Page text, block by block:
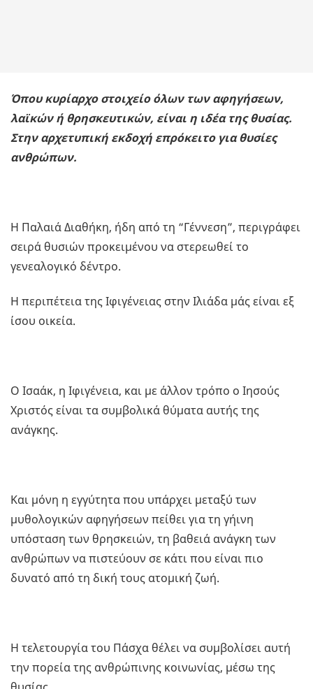
Όπου κυρίαρχο στοιχείο όλων των αφηγήσεων,
λαϊκών ή θρησκευτικών, είναι η ιδέα της θυσίας.
Στην αρχετυπική εκδοχή επρόκειτο για θυσίες
ανθρώπων.
Η Παλαιά Διαθήκη, ήδη από τη “Γέννεση”, περιγράφει
σειρά θυσιών προκειμένου να στερεωθεί το
γενεαλογικό δέντρο.
Η περιπέτεια της Ιφιγένειας στην Ιλιάδα μάς είναι εξ
ίσου οικεία.
Ο Ισαάκ, η Ιφιγένεια, και με άλλον τρόπο ο Ιησούς
Χριστός είναι τα συμβολικά θύματα αυτής της
ανάγκης.
Και μόνη η εγγύτητα που υπάρχει μεταξύ των
μυθολογικών αφηγήσεων πείθει για τη γήινη
υπόσταση των θρησκειών, τη βαθειά ανάγκη των
ανθρώπων να πιστεύουν σε κάτι που είναι πιο
δυνατό από τη δική τους ατομική ζωή.
Η τελετουργία του Πάσχα θέλει να συμβολίσει αυτή
την πορεία της ανθρώπινης κοινωνίας, μέσω της